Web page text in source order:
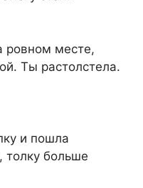
месте,
Ты растолстела.
и пошла
толку больше